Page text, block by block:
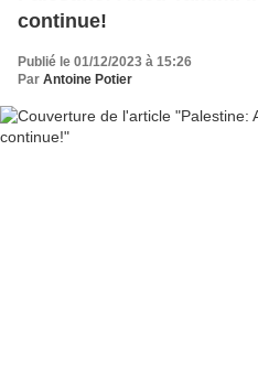
continue!
Publié le 01/12/2023 à 15:26
Par Antoine Potier